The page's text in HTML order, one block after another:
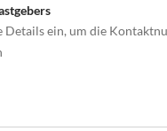
Details ein, um die